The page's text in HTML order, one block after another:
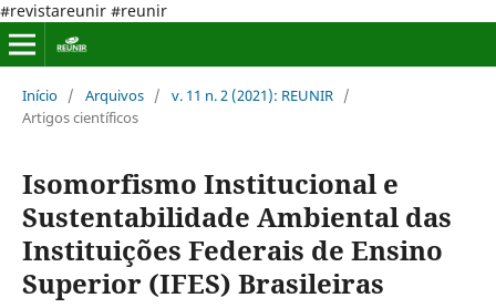
#revistareunir #reunir
Início / Arquivos / v. 11 n. 2 (2021): REUNIR /
Artigos científicos
Isomorfismo Institucional e
Sustentabilidade Ambiental das
Instituições Federais de Ensino
Superior (IFES) Brasileiras